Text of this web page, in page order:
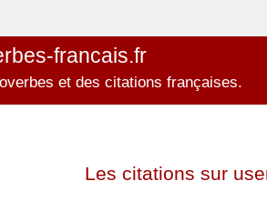
francais.fr
et des citations françaises.
Les citations sur